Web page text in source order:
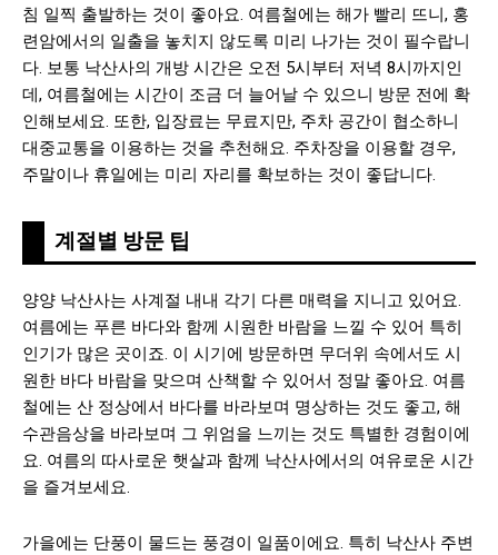
침 일찍 출발하는 것이 좋아요. 여름철에는 해가 빨리 뜨니, 홍
련암에서의 일출을 놓치지 않도록 미리 나가는 것이 필수랍니
다. 보통 낙산사의 개방 시간은 오전 5시부터 저녁 8시까지인
데, 여름철에는 시간이 조금 더 늘어날 수 있으니 방문 전에 확
인해보세요. 또한, 입장료는 무료지만, 주차 공간이 협소하니
대중교통을 이용하는 것을 추천해요. 주차장을 이용할 경우,
주말이나 휴일에는 미리 자리를 확보하는 것이 좋답니다.
계절별 방문 팁
양양 낙산사는 사계절 내내 각기 다른 매력을 지니고 있어요.
여름에는 푸른 바다와 함께 시원한 바람을 느낄 수 있어 특히
인기가 많은 곳이죠. 이 시기에 방문하면 무더위 속에서도 시
원한 바다 바람을 맞으며 산책할 수 있어서 정말 좋아요. 여름
철에는 산 정상에서 바다를 바라보며 명상하는 것도 좋고, 해
수관음상을 바라보며 그 위엄을 느끼는 것도 특별한 경험이에
요. 여름의 따사로운 햇살과 함께 낙산사에서의 여유로운 시간
을 즐겨보세요.
가을에는 단풍이 물드는 풍경이 일품이에요. 특히 낙산사 주변